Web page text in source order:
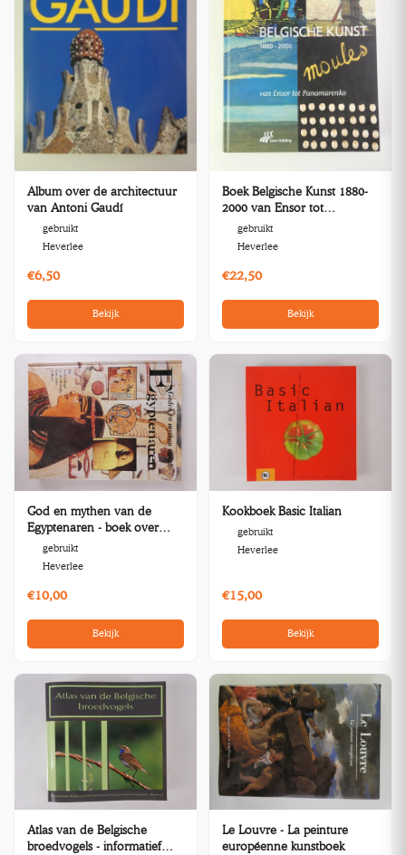
Album over de architectuur
van Antoni Gaudí
gebruikt
Heverlee
€6,50
Bekijk
Boek Belgische Kunst 1880-
2000 van Ensor tot
Panamarenko
gebruikt
Heverlee
€22,50
Bekijk
God en mythen van de
Egyptenaren - boek over
archeologie
gebruikt
Heverlee
€10,00
Bekijk
Kookboek Basic Italian
gebruikt
Heverlee
€15,00
Bekijk
Atlas van de Belgische
broedvogels - informatief
Le Louvre - La peinture
européenne kunstboek